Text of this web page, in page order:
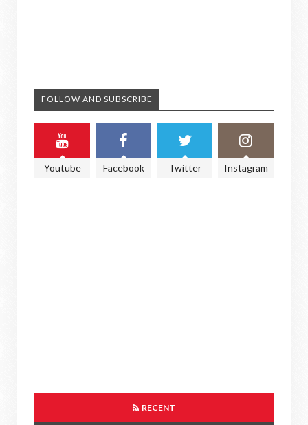
FOLLOW AND SUBSCRIBE
Youtube Facebook Twitter Instagram
RECENT